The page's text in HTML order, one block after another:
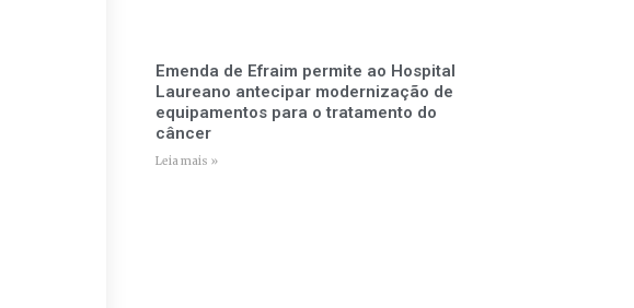
Emenda de Efraim permite ao Hospital
Laureano antecipar modernização de
equipamentos para o tratamento do
câncer
Leia mais »